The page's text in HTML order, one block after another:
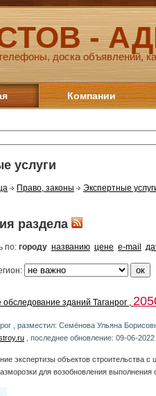
-
доска объявлений,
Компании
услуги
Право, законы
Экспертные
раздела
по: городу названию цене e-mail
обследование зданий Таганрог ,
, разместил: Семёнова Ульяна
, последнее обновление: 09-06-2022
экспертизы объектов строительства с
для возобновления выполнения